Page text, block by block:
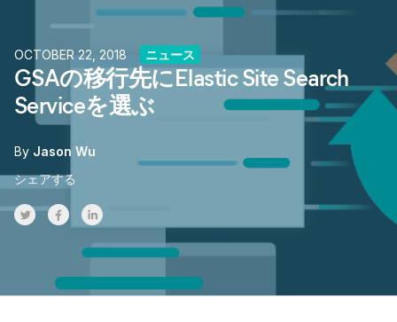
OCTOBER 22, 2018 ニュース
GSAの移行先にElastic Site Search
Serviceを選ぶ
By Jason Wu
シェアする
Share on Twitter
Share on Facebook
Share on LinkedInr